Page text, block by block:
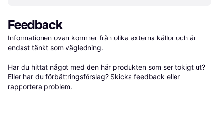
Feedback
Informationen ovan kommer från olika externa källor och är
endast tänkt som vägledning.
Har du hittat något med den här produkten som ser tokigt ut?
Eller har du förbättringsförslag? Skicka feedback eller
rapportera problem.